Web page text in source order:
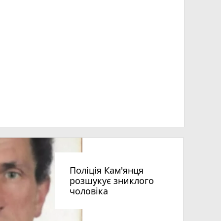
Поліція Кам'янця
розшукує зниклого
чоловіка